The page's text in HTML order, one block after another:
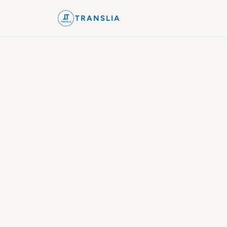
TRANSLIA